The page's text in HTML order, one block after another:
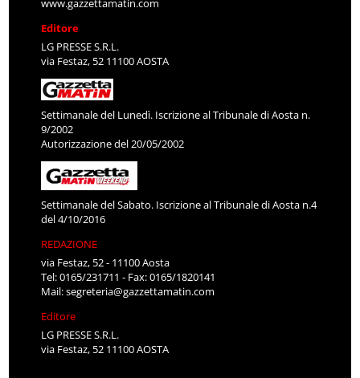
www.gazzettamatin.com
Editore
LG PRESSE S.R.L.
via Festaz, 52 11100 AOSTA
Settimanale del Lunedì. Iscrizione al Tribunale di Aosta n.
9/2002
Autorizzazione del 20/05/2002
Settimanale del Sabato. Iscrizione al Tribunale di Aosta n.4
del 4/10/2016
REDAZIONE
via Festaz, 52 - 11100 Aosta
Tel: 0165/231711 - Fax: 0165/1820141
Mail:segreteria@gazzettamatin.com
Editore
LG PRESSE S.R.L.
via Festaz, 52 11100 AOSTA